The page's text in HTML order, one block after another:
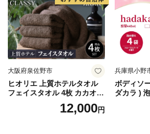
生活用品
ペーパー
ぺーぱー
イレット
-1]
大阪府泉佐野市
ヒオリエ 上質ホテルタオル
フェイスタオル 4枚 カカオ
【タオル 泉州タオル 吸水 普
段使い 無地 シンプル 日用品
12,000円
兵庫県小野
ボディソ
ダカラ )
40ml×4袋
ボディソ